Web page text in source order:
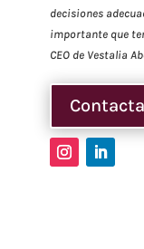
decisiones
importante que
CEO de Vestalia